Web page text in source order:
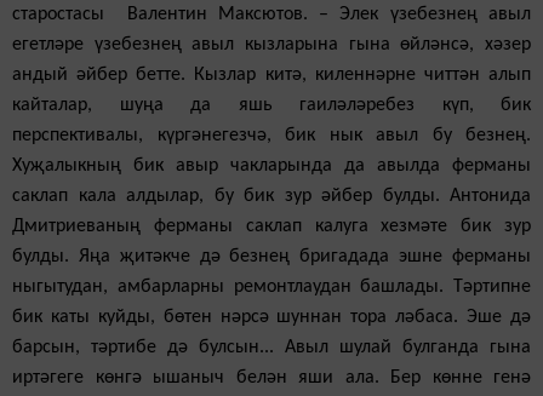
старостасы Валентин Максютов. – Элек үзебезнең авыл
егетләре үзебезнең авыл кызларына гына өйләнсә, хәзер
андый әйбер бетте. Кызлар китә, киленнәрне читтән алып
кайталар, шуңа да яшь гаиләләребез күп, бик
перспективалы, күргәнегезчә, бик нык авыл бу безнең.
Хуҗалыкның бик авыр чакларында да авылда ферманы
саклап кала алдылар, бу бик зур әйбер булды. Антонида
Дмитриеваның ферманы саклап калуга хезмәте бик зур
булды. Яңа җитәкче дә безнең бригадада эшне ферманы
ныгытудан, амбарларны ремонтлаудан башлады. Тәртипне
бик каты куйды, бөтен нәрсә шуннан тора ләбаса. Эше дә
барсын, тәртибе дә булсын... Авыл шулай булганда гына
иртәгеге көнгә ышаныч белән яши ала. Бер көнне генә